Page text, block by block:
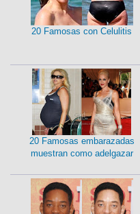
20 Famosas con Celulitis
20 Famosas embarazadas
muestran como adelgazar